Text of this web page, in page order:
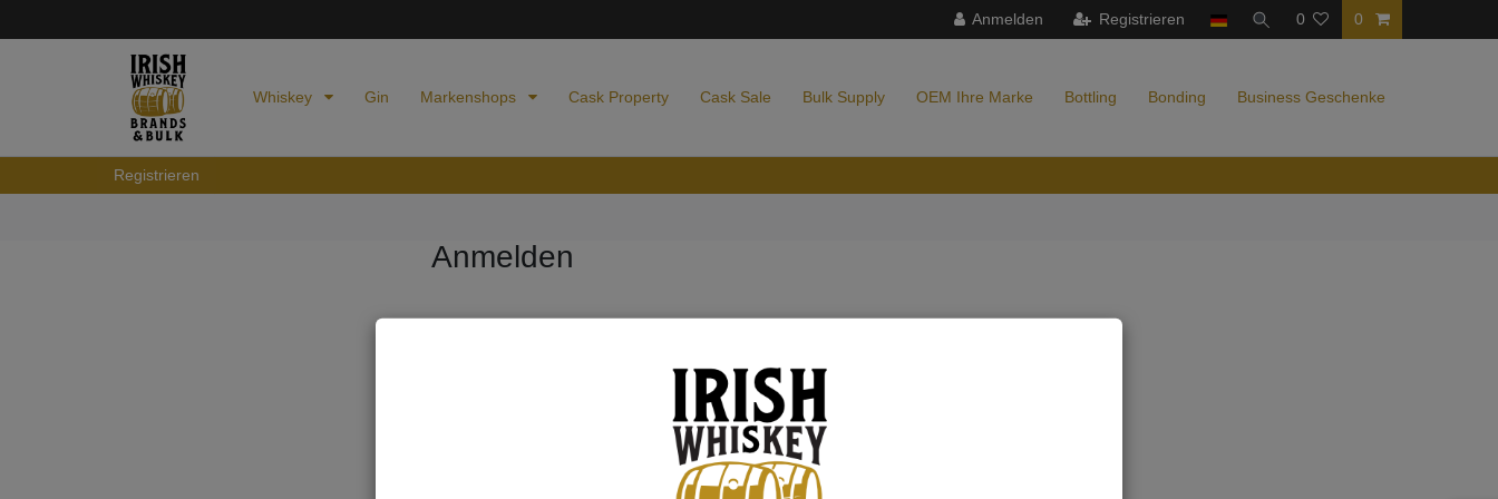
Anmelden Registrieren 0 0
Whiskey Gin Markenshops Cask Property Cask Sale Bulk Supply OEM Ihre Marke Bottling Bonding Business Geschenke
Registrieren
Anmelden